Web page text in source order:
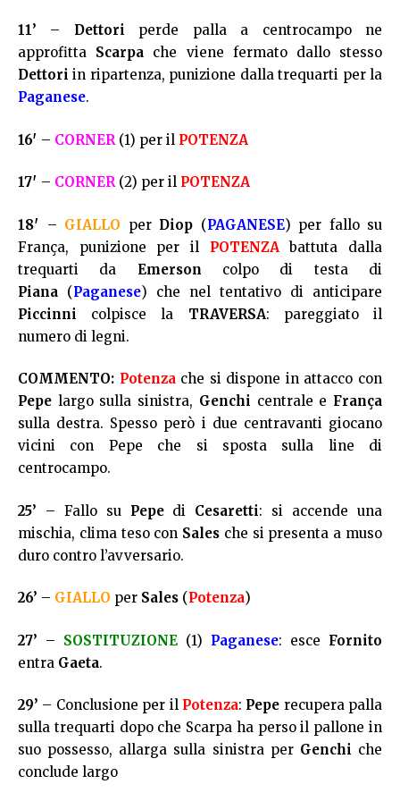
11’ – Dettori perde palla a centrocampo ne
approfitta Scarpa che viene fermato dallo stesso
Dettori in ripartenza, punizione dalla trequarti per la
Paganese.
16′ – CORNER (1) per il POTENZA
17′ – CORNER(2) per il POTENZA
18′ – GIALLO per Diop (PAGANESE) per fallo su
França, punizione per il POTENZAbattuta dalla
trequarti da Emerson colpo di testa di
Piana (Paganese) che nel tentativo di anticipare
Piccinni
colpisce la TRAVERSA: pareggiato il
numero di legni.
COMMENTO: Potenzache si dispone in attacco con
Pepe largo sulla sinistra, Genchi centrale e França
sulla destra. Spesso però i due centravanti giocano
vicini con Pepe che si sposta sulla line di
centrocampo.
25’ – Fallo su Pepedi Cesaretti: si accende una
mischia, clima teso con Sales che si presenta a muso
duro contro l’avversario.
26’ – GIALLO per Sales (Potenza)
27’ – SOSTITUZIONE (1) Paganese: esce Fornito
entra Gaeta.
29’ – Conclusione per il Potenza: Pepe recupera palla
sulla trequarti dopo che Scarpa ha perso il pallone in
suo possesso, allarga sulla sinistra per Genchi che
conclude largo